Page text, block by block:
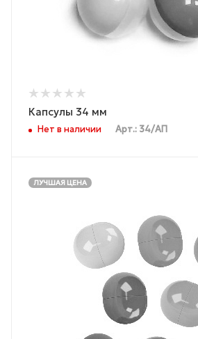
Капсулы 34 мм
Нет в наличии Арт.: 34/АП
ЛУЧШАЯ ЦЕНА